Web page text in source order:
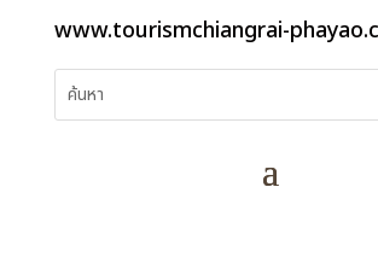
www.tourismchiangrai-